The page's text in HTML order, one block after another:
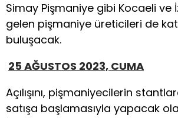
Simay Pişmaniye gibi Kocaeli ve
gelen pişmaniye üreticileri de
buluşacak.
25 AĞUSTOS 2023, CUMA
Açılışını, pişmaniyecilerin
satışa başlamasıyla yapacak